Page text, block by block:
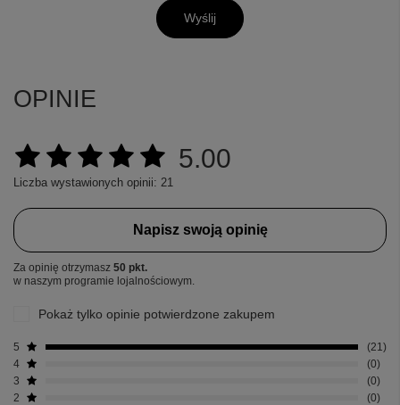
Wyślij
OPINIE
5.00
Liczba wystawionych opinii: 21
Napisz swoją opinię
Za opinię otrzymasz 50 pkt.
w naszym programie lojalnościowym.
Pokaż tylko opinie potwierdzone zakupem
5
21
4
0
3
0
2
0